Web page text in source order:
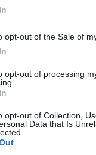
opt-out of the Sale of
opt-out of processing
opt-out of Collection,
Data that Is
amikor
napi 6-7 órás
ő valószínűleg
tudtam edzeni.